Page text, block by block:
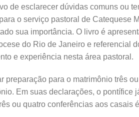
de esclarecer dúvidas comuns ou
o serviço pastoral de Catequese
sua importância. O livro é
do Rio de Janeiro e referencial
e experiência nesta área pastoral.
preparação para o matrimônio três
Em suas declarações, o pontífice
ou quatro conferências aos casais